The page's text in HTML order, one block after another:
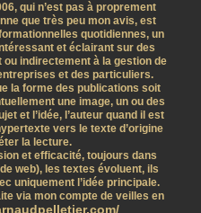
qui n’est pas à proprement
que très peu mon avis, est
quotidiennes, un
et éclairant sur des
indirectement à la gestion de
et des particuliers.
la forme des publications soit
une image, un ou des
et l’idée, l’auteur quand il est
vers le texte d’origine
la lecture.
et efficacité, toujours dans
web), les textes évoluent, ils
uniquement l’idée principale.
via mon compte de veilles en